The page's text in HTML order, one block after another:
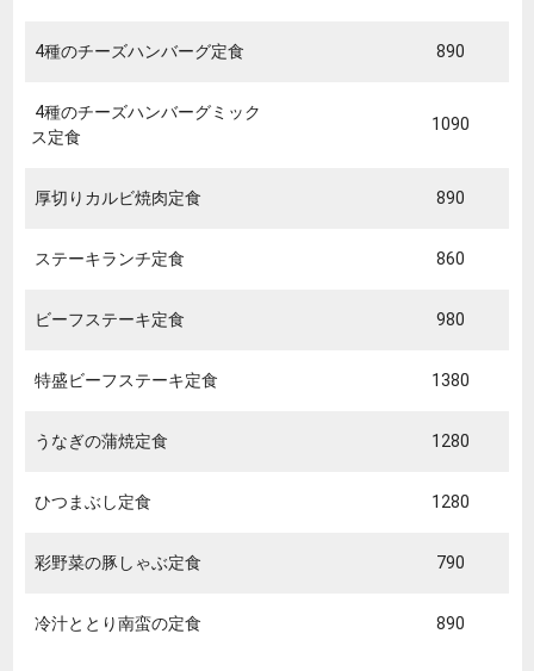
4種のチーズハンバーグ定食 890
4種のチーズハンバーグミック
ス定食
1090
厚切りカルビ焼肉定食 890
ステーキランチ定食 860
ビーフステーキ定食 980
特盛ビーフステーキ定食 1380
うなぎの蒲焼定食 1280
ひつまぶし定食 1280
彩野菜の豚しゃぶ定食 790
冷汁ととり南蛮の定食 890